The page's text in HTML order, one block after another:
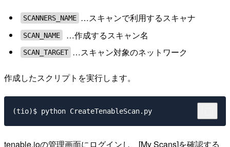
SCANNERS_NAME …スキャンで利用するスキャナ
SCAN_NAME …作成するスキャン名
SCAN_TARGET …スキャン対象のネットワーク
作成したスクリプトを実行します。
tenable.ioの管理画面にログインし、[My Scans]を確認する